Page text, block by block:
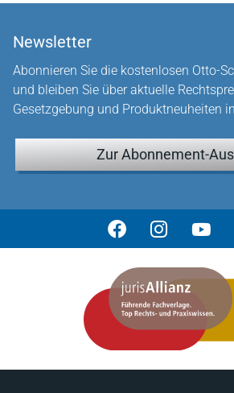
Newsletter
Abonnieren Sie die kostenlosen Otto-
und bleiben Sie über aktuelle
Gesetzgebung und Produktneuheiten
Zur Abonnement-